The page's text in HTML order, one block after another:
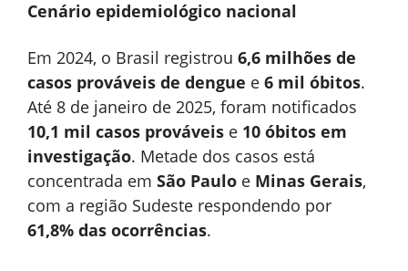
Cenário epidemiológico nacional
Em 2024, o Brasil registrou 6,6 milhões de
casos prováveis de dengue e 6 mil óbitos.
Até 8 de janeiro de 2025, foram notificados
10,1 mil casos prováveis e 10 óbitos em
investigação. Metade dos casos está
concentrada em São Paulo e Minas Gerais,
com a região Sudeste respondendo por
61,8% das ocorrências.